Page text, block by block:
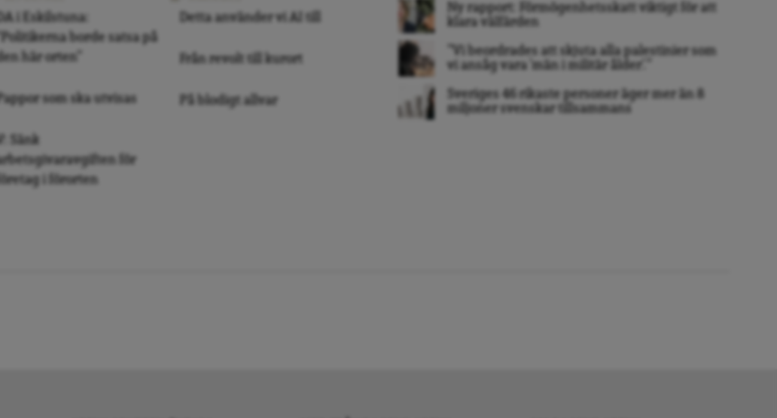
DA i Eskilstuna:
borde satsa på
den här orten”
Pappor som ska utvisas
V: Sänk
för
företag i förorten
Detta använder vi AI till
Från revolt till kurort
På blodigt allvar
Ny rapport: Förmögenhetsskatt viktigt för att
klara välfärden
”Vi beordrades att skjuta alla palestinier som
vi ansåg vara ’män i militär ålder’. ”
Sveriges 46 rikaste personer äger mer än 8
miljoner svenskar tillsammans